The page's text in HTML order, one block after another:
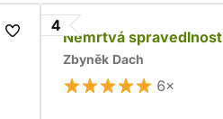
4
Nemrtvá spravedlnost
Zbyněk Dach
6×